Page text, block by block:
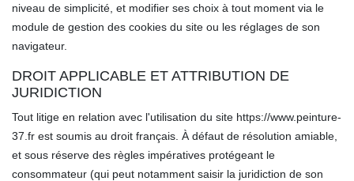
niveau de simplicité, et modifier ses choix à tout moment via le
module de gestion des cookies du site ou les réglages de son
navigateur.
DROIT APPLICABLE ET ATTRIBUTION DE
JURIDICTION
Tout litige en relation avec l'utilisation du site https://www.peinture-
37.fr est soumis au droit français. À défaut de résolution amiable,
et sous réserve des règles impératives protégeant le
consommateur (qui peut notamment saisir la juridiction de son